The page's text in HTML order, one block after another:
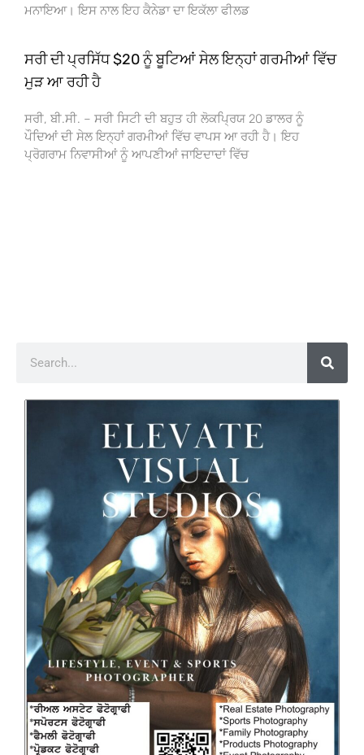
ਮਨਾਇਆ। ਇਸ ਨਾਲ ਇਹ ਕੈਨੇਡਾ ਦਾ ਇਕੱਲਾ ਫੀਲਡ
ਸਰੀ ਦੀ ਪ੍ਰਸਿੱਧ $20 ਨੂੰ ਬੂਟਿਆਂ ਸੇਲ ਇਨ੍ਹਾਂ ਗਰਮੀਆਂ ਵਿੱਚ
ਮੁੜ ਆ ਰਹੀ ਹੈ
ਸਰੀ, ਬੀ.ਸੀ. – ਸਰੀ ਸਿਟੀ ਦੀ ਬਹੁਤ ਹੀ ਲੋਕਪ੍ਰਿਯ 20 ਡਾਲਰ ਨੂੰ
ਪੌਦਿਆਂ ਦੀ ਸੇਲ ਇਨ੍ਹਾਂ ਗਰਮੀਆਂ ਵਿੱਚ ਵਾਪਸ ਆ ਰਹੀ ਹੈ। ਇਹ
ਪ੍ਰੋਗਰਾਮ ਨਿਵਾਸੀਆਂ ਨੂੰ ਆਪਣੀਆਂ ਜਾਇਦਾਦਾਂ ਵਿੱਚ